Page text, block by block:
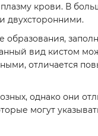
крови. В
двухсторонними.
вид кистом
отличается
однако они
могут